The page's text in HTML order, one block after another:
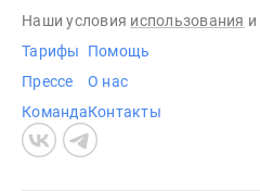
Наши условия использования и
Тарифы
Прессе
Команда
Помощь
О нас
Контакты